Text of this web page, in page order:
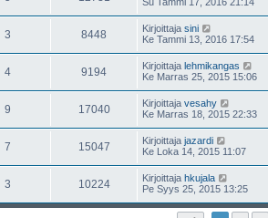
3 8448 Kirjoittaja sini
Ke Tammi 13, 2016 17:54
4 9194 Kirjoittaja lehmikangas
Ke Marras 25, 2015 15:06
9 17040 Kirjoittaja vesahy
Ke Marras 18, 2015 22:33
7 15047 Kirjoittaja jazardi
Ke Loka 14, 2015 11:07
3 10224 Kirjoittaja hkujala
Pe Syys 25, 2015 13:25